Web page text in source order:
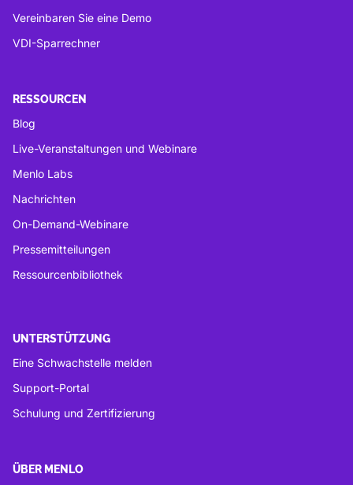
Vereinbaren Sie eine Demo
VDI-Sparrechner
RESSOURCEN
Blog
Live-Veranstaltungen und Webinare
Menlo Labs
Nachrichten
On-Demand-Webinare
Pressemitteilungen
Ressourcenbibliothek
UNTERSTÜTZUNG
Eine Schwachstelle melden
Support-Portal
Schulung und Zertifizierung
ÜBER MENLO